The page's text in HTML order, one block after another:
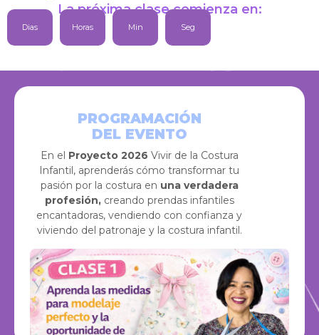
La próxima clase comienza en:
Dias Horas Min Seg
PROGRAMACIÓN
DEL EVENTO
En el Proyecto 2026 Vivir de la Costura
Infantil, aprenderás cómo transformar tu
pasión por la costura en una verdadera
profesión,creando prendas infantiles
encantadoras, vendiendo con confianza y
viviendo del patronaje y la costura infantil.